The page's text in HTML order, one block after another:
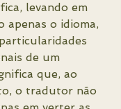
levando em
apenas o idioma,
de um
que, ao
o tradutor não